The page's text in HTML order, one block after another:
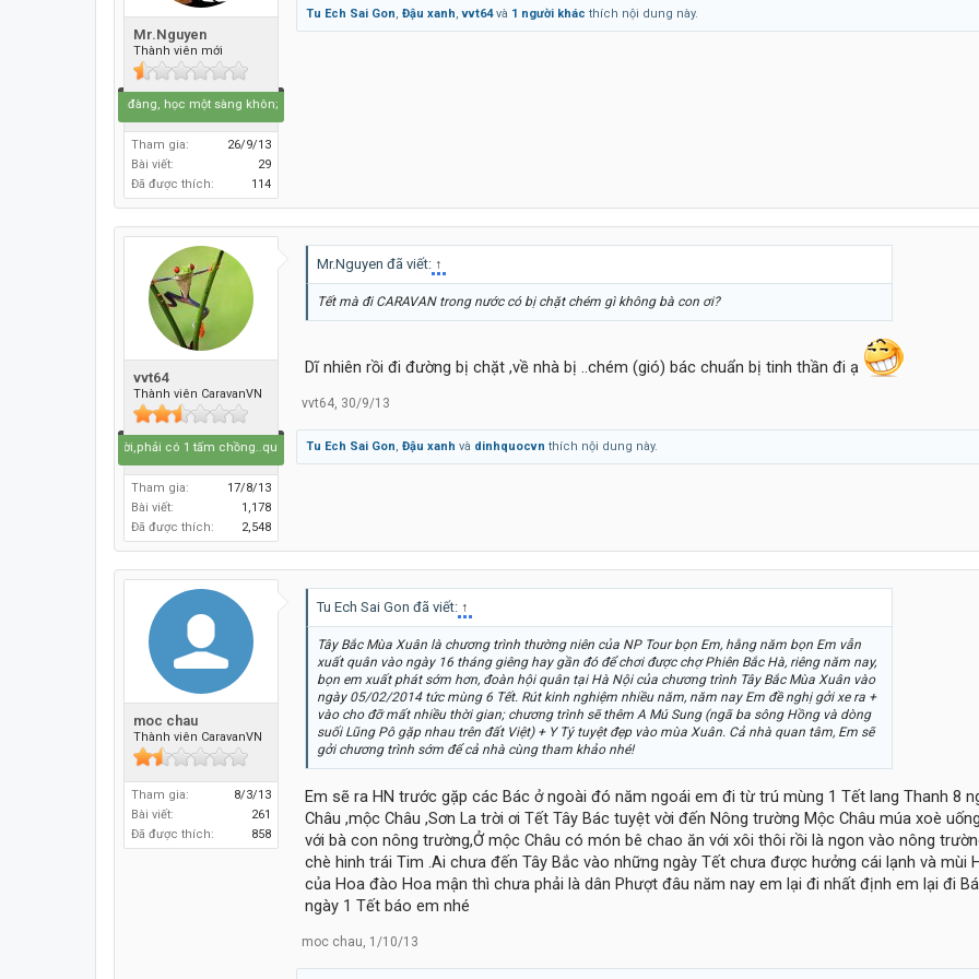
Mr.Nguyen
Thành viên mới
Đi một ngày đàng, học một sàng khôn; Thêm được một người Bạn là bớt được một kẻ thù..
Tham gia:
26/9/13
Bài viết:
29
Đã được thích:
114
Tu Ech Sai Gon, Đậu xanh,vvt64và 1 người khác thích nội dung này.
vvt64
Thành viên CaravanVN
sống trên đời,phải có 1 tấm chồng..quên..1 tấm lòng.,để làm gì ..em biết không..
Tham gia:
17/8/13
Bài viết:
1,178
Đã được thích:
2,548
Mr.Nguyen đã viết: ↑
Tết mà đi CARAVAN trong nước có bị chặt chém gì không bà con ơi?
Dĩ nhiên rồi đi đường bị chặt ,về nhà bị ..chém (gió) bác chuẩn bị tinh thần đi ạ
vvt64, 30/9/13
Tu Ech Sai Gon, Đậu xanh và dinhquocvn thích nội dung này.
moc chau
Thành viên CaravanVN
Tham gia:
8/3/13
Bài viết:
261
Đã được thích:
858
Tu Ech Sai Gon đã viết: ↑
Tây Bắc Mùa Xuân là chương trình thường niên của NP Tour bọn Em, hằng năm bọn Em vẫn
xuất quân vào ngày 16 tháng giêng hay gần đó để chơi được chợ Phiên Bắc Hà, riêng năm nay,
bọn em xuất phát sớm hơn, đoàn hội quân tại Hà Nội của chương trình Tây Bắc Mùa Xuân vào
ngày 05/02/2014 tức mùng 6 Tết. Rút kinh nghiệm nhiều năm, năm nay Em đề nghị gởi xe ra +
vào cho đỡ mất nhiều thời gian; chương trình sẽ thêm A Mú Sung (ngã ba sông Hồng và dòng
suối Lũng Pô gặp nhau trên đất Việt) + Y Tý tuyệt đẹp vào mùa Xuân. Cả nhà quan tâm, Em sẽ
gởi chương trình sớm để cả nhà cùng tham khảo nhé!
Em sẽ ra HN trước gặp các Bác ở ngoài đó năm ngoái em đi từ trú mùng 1 Tết lang Thanh 8
Châu ,mộc Châu ,Sơn La trời ơi Tết Tây Bác tuyệt vời đến Nông trường Mộc Châu múa xoè
với bà con nông trường,Ở mộc Châu có món bê chao ăn với xôi thôi rồi là ngon vào nông
chè hinh trái Tim .Ai chưa đến Tây Bắc vào những ngày Tết chưa được hưởng cái lạnh và mùi
của Hoa đào Hoa mận thì chưa phải là dân Phượt đâu năm nay em lại đi nhất định em lại đi
ngày 1 Tết báo em nhé
moc chau, 1/10/13